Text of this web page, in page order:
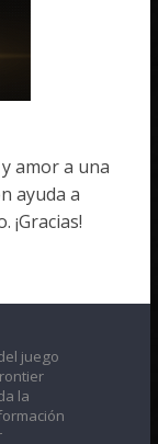
amor a una
ayuda a
juego
la